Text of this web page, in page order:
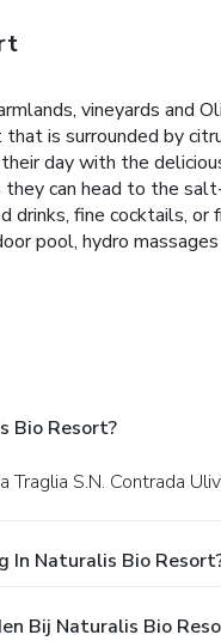
vineyards and
is surrounded by
day with the
can head to the
drinks, fine cocktails,
pool, hydro
Bio Resort?
Traglia S.N. Contrada
In Naturalis Bio
Bij Naturalis Bio